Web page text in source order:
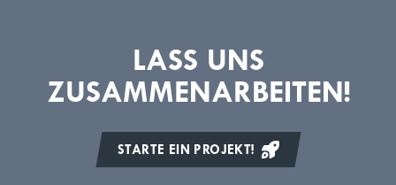
LASS UNS
ZUSAMMENARBEITEN!
STARTE EIN PROJEKT!